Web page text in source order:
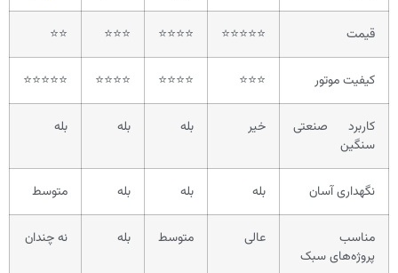
قیمت ⭐⭐⭐⭐⭐
⭐⭐⭐⭐
⭐⭐⭐
⭐⭐
کیفیت موتور ⭐⭐⭐
⭐⭐⭐⭐
⭐⭐⭐⭐
⭐⭐⭐⭐⭐
کاربرد صنعتی
سنگین
خیر بله بله بله
نگهداری آسان بله بله بله متوسط
مناسب
پروژه‌های سبک
عالی متوسط بله نه چندان